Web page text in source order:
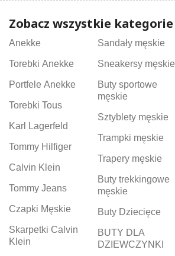
Zobacz wszystkie kategorie
Anekke
Torebki Anekke
Portfele Anekke
Torebki Tous
Karl Lagerfeld
Tommy Hilfiger
Calvin Klein
Tommy Jeans
Czapki Męskie
Skarpetki Calvin
Klein
Sandały męskie
Sneakersy męskie
Buty sportowe
męskie
Sztyblety męskie
Trampki męskie
Trapery męskie
Buty trekkingowe
męskie
Buty Dziecięce
BUTY DLA
DZIEWCZYNKI